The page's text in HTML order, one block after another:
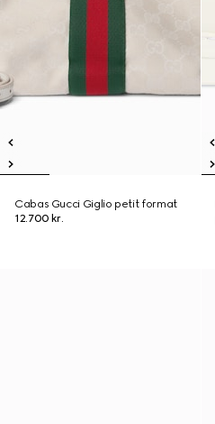
Cabas Gucci Giglio petit format
12.700 kr.